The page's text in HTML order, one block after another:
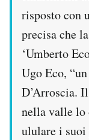
risposto con
precisa che
‘Umberto
Ugo Eco,
D’Arroscia.
nella valle lo
ululare i suoi